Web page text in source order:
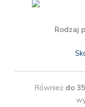
Rodzaj
Również do